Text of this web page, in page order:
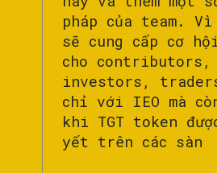
pháp của team.
sẽ cung cấp cơ
cho contributors,
investors,
chỉ với IEO mà
khi TGT token
yết trên các sàn